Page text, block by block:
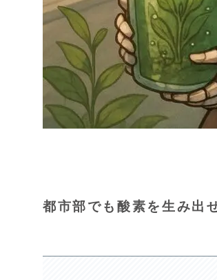
都市部でも酸素を生み出